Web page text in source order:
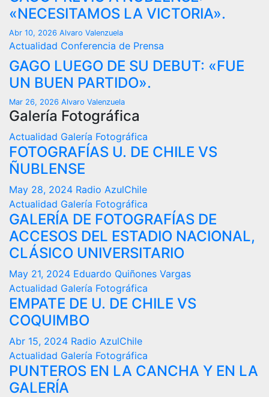
«NECESITAMOS LA VICTORIA».
Abr 10, 2026 Alvaro Valenzuela
Actualidad Conferencia de Prensa
GAGO LUEGO DE SU DEBUT: «FUE
UN BUEN PARTIDO».
Mar 26, 2026 Alvaro Valenzuela
Galería Fotográfica
Actualidad Galería Fotográfica
FOTOGRAFÍAS U. DE CHILE VS
ÑUBLENSE
May 28, 2024 Radio AzulChile
Actualidad Galería Fotográfica
GALERÍA DE FOTOGRAFÍAS DE
ACCESOS DEL ESTADIO NACIONAL,
CLÁSICO UNIVERSITARIO
May 21, 2024 Eduardo Quiñones Vargas
Actualidad Galería Fotográfica
EMPATE DE U. DE CHILE VS
COQUIMBO
Abr 15, 2024 Radio AzulChile
Actualidad Galería Fotográfica
PUNTEROS EN LA CANCHA Y EN LA
GALERÍA